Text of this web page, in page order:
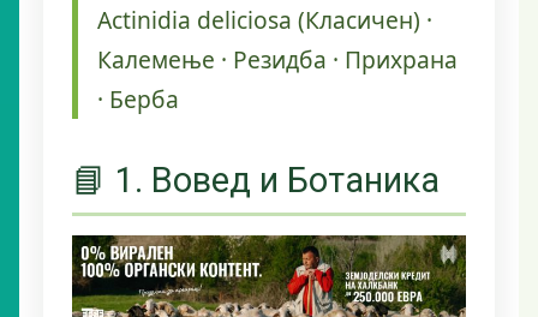
Actinidia deliciosa (Класичен) ·
Калемење · Резидба · Прихрана
· Берба
📘 1. Вовед и Ботаника